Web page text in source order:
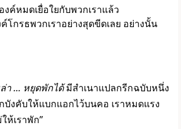
ค์หมดเยื่อใยกับพวกเราแล้ว
โกรธพวกเราอย่างสุดขีดเลย อย่างนั้น
า … หยุดพักได้มีสำเนาแปลกรีกฉบับหนึ่ง
กบังคับให้แบกแอกไว้บนคอ เราหมดแรง
ห้เราพัก”